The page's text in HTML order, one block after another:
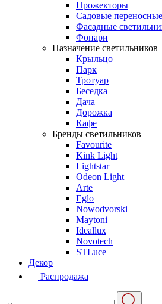
Прожекторы
Садовые переносные
Фасадные
Фонари
Назначение светильников
Крыльцо
Парк
Тротуар
Беседка
Дача
Дорожка
Кафе
Бренды светильников
Favourite
Kink Light
Lightstar
Odeon Light
Arte
Eglo
Nowodvorski
Maytoni
Ideallux
Novotech
STLuce
Декор
Распродажа